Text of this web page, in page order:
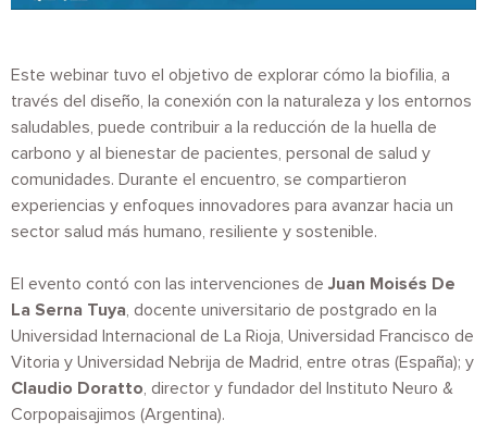
Este webinar tuvo el objetivo de explorar cómo la biofilia, a
través del diseño, la conexión con la naturaleza y los entornos
saludables, puede contribuir a la reducción de la huella de
carbono y al bienestar de pacientes, personal de salud y
comunidades. Durante el encuentro, se compartieron
experiencias y enfoques innovadores para avanzar hacia un
sector salud más humano, resiliente y sostenible.
El evento contó con las intervenciones de Juan Moisés De
La Serna Tuya, docente universitario de postgrado en la
Universidad Internacional de La Rioja, Universidad Francisco de
Vitoria y Universidad Nebrija de Madrid, entre otras (España); y
Claudio Doratto, director y fundador del Instituto Neuro &
Corpopaisajimos (Argentina).